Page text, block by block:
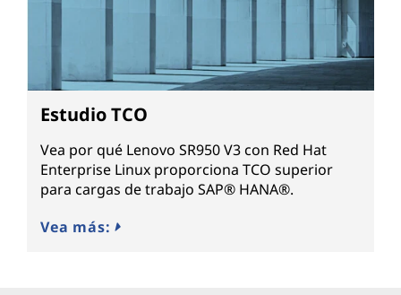
Estudio TCO
Vea por qué Lenovo SR950 V3 con Red Hat
Enterprise Linux proporciona TCO superior
para cargas de trabajo SAP® HANA®.
Vea más: